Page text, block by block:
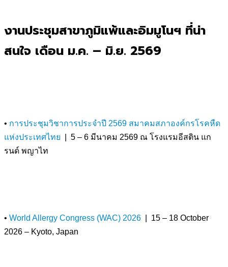
งานประชุมสาขาภูมิแพ้และอิมมูโนฯ ที่น่า
สนใจ เดือน ม.ค. – มิ.ย. 2569
• การประชุมวิชาการประจำปี 2569 สมาคมสภาองค์กรโรคหืด
แห่งประเทศไทย | 5 – 6 มีนาคม 2569 ณ โรงแรมอีสติน แก
รนด์ พญาไท
• World Allergy Congress (WAC) 2026 | 15 – 18 October
2026 – Kyoto, Japan